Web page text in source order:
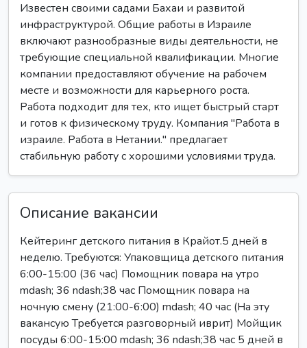
Известен своими садами Бахаи и развитой
инфраструктурой. Общие работы в Израиле
включают разнообразные виды деятельности, не
требующие специальной квалификации. Многие
компании предоставляют обучение на рабочем
месте и возможности для карьерного роста.
Работа подходит для тех, кто ищет быстрый старт
и готов к физическому труду. Компания "Работа в
израиле. Работа в Нетании." предлагает
стабильную работу с хорошими условиями труда.
Описание вакансии
Кейтеринг детского питания в Крайот.5 дней в
неделю. Требуются: Упаковщица детского питания
6:00-15:00 (36 час) Помощник повара на утро
mdash; 36 ndash;38 час Помощник повара на
ночную смену (21:00-6:00) mdash; 40 час (На эту
вакансую Требуется разговорный иврит) Мойщик
посуды 6:00-15:00 mdash; 36 ndash;38 час 5 дней в